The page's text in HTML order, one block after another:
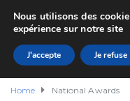
Home National Awards
Nous utilisons des
expérience sur notre site
J'accepte Je refuse